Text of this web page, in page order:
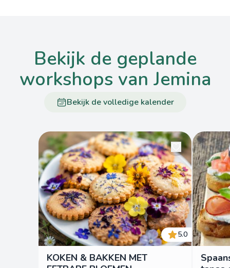
bekijk de geplande
workshops van Jemina
Bekijk de volledige kalender
5.0
KOKEN & BAKKEN MET